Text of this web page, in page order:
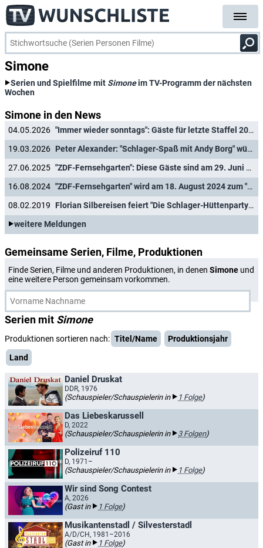
Simone
Serien und Spielfilme mit Simoneim TV-Programm der nächsten
Wochen
Simone in den News
04.05.2026
"Immer wieder sonntags": Gäste für letzte Staffel 2026 verkündet
19.03.2026
Peter Alexander: "Schlager-Spaß mit Andy Borg" würdigt legendären Entertainer
27.06.2025
"ZDF-Fernsehgarten": Diese Gäste sind am 29. Juni 2025 im Discofox-Fieber
16.08.2024
"ZDF-Fernsehgarten" wird am 18. August 2024 zum "Festivalgarten" mit Fiddler's Green, Melissa Naschenweng und Co.
08.02.2019
Florian Silbereisen feiert "Die Schlager-Hüttenparty des Jahres"
weitere Meldungen
Gemeinsame Serien, Filme, Produktionen
Finde Serien, Filme und anderen Produktionen, in denen Simone und
eine weitere Person gemeinsam vorkommen.
Serien mit Simone
Produktionen sortieren nach: Titel/Name
Produktionsjahr
Land
Daniel Druskat
DDR, 1976
(Schauspieler/Schauspielerin in 1 Folge)
Das Liebeskarussell
D, 2022
(Schauspieler/Schauspielerin in 3 Folgen)
Polizeiruf 110
D, 1971–
(Schauspieler/Schauspielerin in 1 Folge)
Wir sind Song Contest
A, 2026
(Gast in 1 Folge)
Musikantenstadl / Silvesterstadl
A/D/CH, 1981–2016
(Gast in 1 Folge)